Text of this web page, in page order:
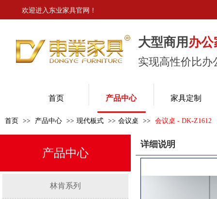
大型商用 办
实现高性价比办
欢迎进入东业家具官网！
首页 产品中心 家具定制
首页 >> 产品中心 >> 现代板式 >> 会议桌 >> 会议桌 - DK-Z1612
产品中心
林肯系列
详细说明